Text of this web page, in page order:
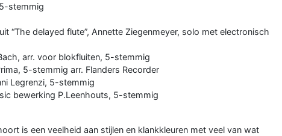
5-stemmig
“The delayed flute”, Annette Ziegenmeyer, solo met electronisch
arr. voor blokfluiten, 5-stemmig
5-stemmig arr. Flanders Recorder
Legrenzi, 5-stemmig
bewerking P.Leenhouts, 5-stemmig
is een veelheid aan stijlen en klankkleuren met veel van wat